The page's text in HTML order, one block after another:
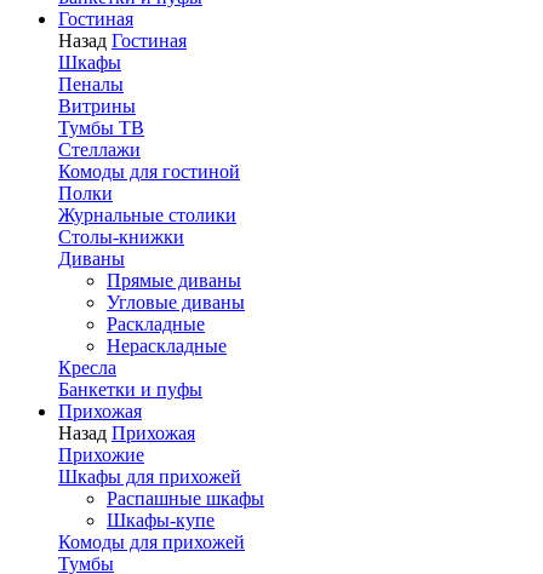
Гостиная
Назад Гостиная
Шкафы
Пеналы
Витрины
Тумбы ТВ
Стеллажи
Комоды для гостиной
Полки
Журнальные столики
Столы-книжки
Диваны
Прямые диваны
Угловые диваны
Раскладные
Нераскладные
Кресла
Банкетки и пуфы
Прихожая
Назад Прихожая
Прихожие
Шкафы для прихожей
Распашные шкафы
Шкафы-купе
Комоды для прихожей
Тумбы